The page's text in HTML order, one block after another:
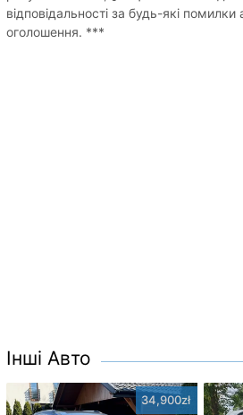
відповідальності за будь-які помилки
оголошення. ***
Інші Авто
34,900zł